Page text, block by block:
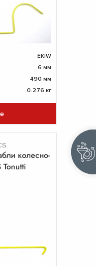
EKIW
6 мм
490 мм
0.276 кг
колесно-
Tonutti